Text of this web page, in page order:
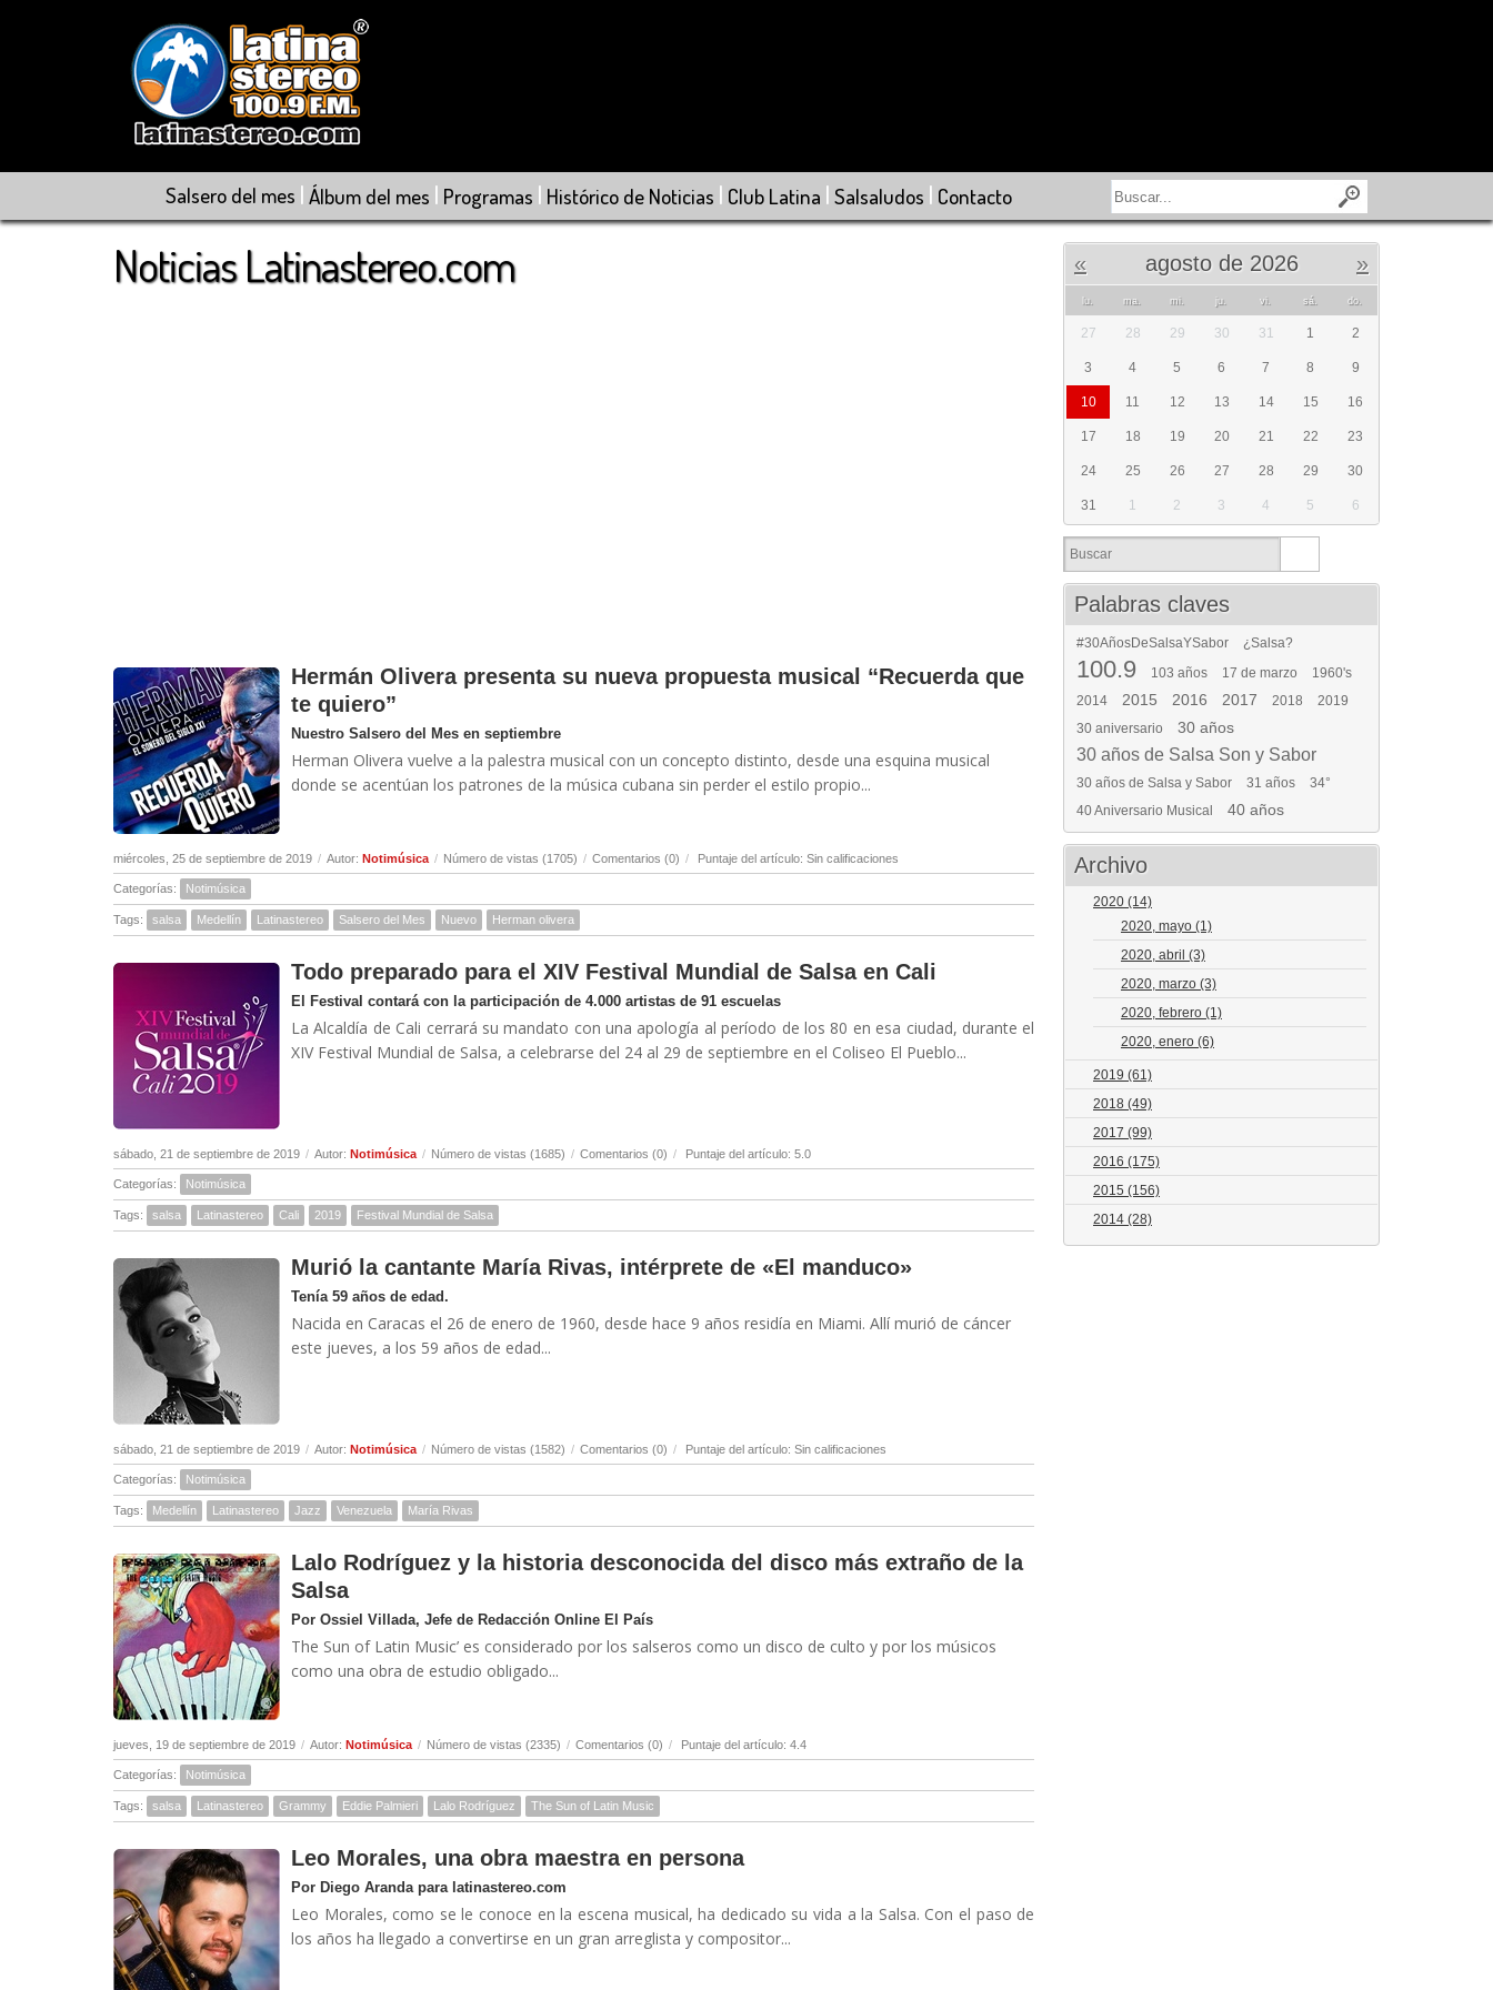
Salsero del mes | Álbum del mes | Programas | Histórico de Noticias | Club Latina | Salsaludos | Contacto
Noticias Latinastereo.com
Hermán Olivera presenta su nueva propuesta musical “Recuerda que
te quiero”
Nuestro Salsero del Mes en septiembre
Herman Olivera vuelve a la palestra musical con un concepto distinto, desde una esquina musical
donde se acentúan los patrones de la música cubana sin perder el estilo propio...
miércoles, 25 de septiembre de 2019 / Autor: Notimúsica / Número de vistas (1705) / Comentarios (0) / Puntaje del artículo: Sin calificaciones
Categorías: Notimúsica
Tags: salsa Medellín Latinastereo Salsero del Mes Nuevo Herman olivera
Todo preparado para el XIV Festival Mundial de Salsa en Cali
El Festival contará con la participación de 4.000 artistas de 91 escuelas
La Alcaldía de Cali cerrará su mandato con una apología al período de los 80 en esa ciudad, durante el
XIV Festival Mundial de Salsa, a celebrarse del 24 al 29 de septiembre en el Coliseo El Pueblo...
sábado, 21 de septiembre de 2019 / Autor: Notimúsica / Número de vistas (1685) / Comentarios (0) / Puntaje del artículo: 5.0
Categorías: Notimúsica
Tags: salsa Latinastereo Cali 2019 Festival Mundial de Salsa
Murió la cantante María Rivas, intérprete de «El manduco»
Tenía 59 años de edad.
Nacida en Caracas el 26 de enero de 1960, desde hace 9 años residía en Miami. Allí murió de cáncer
este jueves, a los 59 años de edad...
sábado, 21 de septiembre de 2019 / Autor: Notimúsica / Número de vistas (1582) / Comentarios (0) / Puntaje del artículo: Sin calificaciones
Categorías: Notimúsica
Tags: Medellín Latinastereo Jazz Venezuela María Rivas
Lalo Rodríguez y la historia desconocida del disco más extraño de la
Salsa
Por Ossiel Villada, Jefe de Redacción Online El País
The Sun of Latin Music’ es considerado por los salseros como un disco de culto y por los músicos
como una obra de estudio obligado...
jueves, 19 de septiembre de 2019 / Autor: Notimúsica / Número de vistas (2335) / Comentarios (0) / Puntaje del artículo: 4.4
Categorías: Notimúsica
Tags: salsa Latinastereo Grammy Eddie Palmieri Lalo Rodríguez The Sun of Latin Music
Leo Morales, una obra maestra en persona
Por Diego Aranda para latinastereo.com
Leo Morales, como se le conoce en la escena musical, ha dedicado su vida a la Salsa. Con el paso de
los años ha llegado a convertirse en un gran arreglista y compositor...
« agosto de 2026 »
lu. ma. mi. ju. vi. sá. do.
27 28 29 30 31 1 2
3 4 5 6 7 8 9
10 11 12 13 14 15 16
17 18 19 20 21 22 23
24 25 26 27 28 29 30
31 1 2 3 4 5 6
Palabras claves
#30AñosDeSalsaYSabor ¿Salsa?
100.9 103 años 17 de marzo
1960's
2014
2015 2016 2017 2018
2019
30 aniversario
30 años
30 años de Salsa Son y Sabor
30 años de Salsa y Sabor 31 años
34°
40 Aniversario Musical
40 años
Archivo
2020 (14)
2020, mayo (1)
2020, abril (3)
2020, marzo (3)
2020, febrero (1)
2020, enero (6)
2019 (61)
2018 (49)
2017 (99)
2016 (175)
2015 (156)
2014 (28)